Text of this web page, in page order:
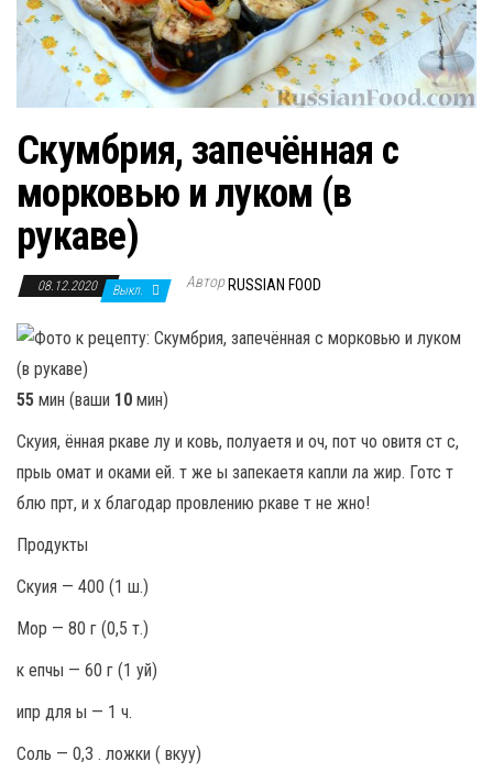
Скумбрия, запечённая с
морковью и луком (в
рукаве)
08.12.2020 Выкл. Автор RUSSIAN FOOD
55 мин (ваши 10 мин)
Скуия, ённая ркаве лу и ковь, полуаетя и оч, пот чо овитя ст с,
прыь омат и оками ей. т же ы запекаетя капли ла жир. Готс т
блю прт, и х благодар провлению ркаве т не жно!
Продукты
Скуия — 400 (1 ш.)
Мор — 80 г (0,5 т.)
к епчы — 60 г (1 уй)
ипр для ы — 1 ч.
Соль — 0,3 . ложки ( вкуу)